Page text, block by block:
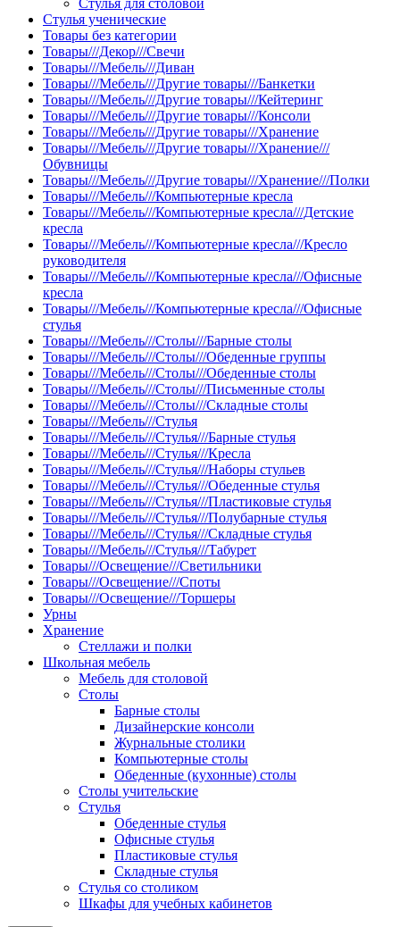
Стулья для столовой
Стулья ученические
Товары без категории
Товары///Декор///Свечи
Товары///Мебель///Диван
Товары///Мебель///Другие товары///Банкетки
Товары///Мебель///Другие товары///Кейтеринг
Товары///Мебель///Другие товары///Консоли
Товары///Мебель///Другие товары///Хранение
Товары///Мебель///Другие товары///Хранение///
Обувницы
Товары///Мебель///Другие товары///Хранение///Полки
Товары///Мебель///Компьютерные кресла
Товары///Мебель///Компьютерные кресла///Детские
кресла
Товары///Мебель///Компьютерные кресла///Кресло
руководителя
Товары///Мебель///Компьютерные кресла///Офисные
кресла
Товары///Мебель///Компьютерные кресла///Офисные
стулья
Товары///Мебель///Столы///Барные столы
Товары///Мебель///Столы///Обеденные группы
Товары///Мебель///Столы///Обеденные столы
Товары///Мебель///Столы///Письменные столы
Товары///Мебель///Столы///Складные столы
Товары///Мебель///Стулья
Товары///Мебель///Стулья///Барные стулья
Товары///Мебель///Стулья///Кресла
Товары///Мебель///Стулья///Наборы стульев
Товары///Мебель///Стулья///Обеденные стулья
Товары///Мебель///Стулья///Пластиковые стулья
Товары///Мебель///Стулья///Полубарные стулья
Товары///Мебель///Стулья///Складные стулья
Товары///Мебель///Стулья///Табурет
Товары///Освещение///Светильники
Товары///Освещение///Споты
Товары///Освещение///Торшеры
Урны
Хранение
Стеллажи и полки
Школьная мебель
Мебель для столовой
Столы
Барные столы
Дизайнерские консоли
Журнальные столики
Компьютерные столы
Обеденные (кухонные) столы
Столы учительские
Стулья
Обеденные стулья
Офисные стулья
Пластиковые стулья
Складные стулья
Стулья со столиком
Шкафы для учебных кабинетов